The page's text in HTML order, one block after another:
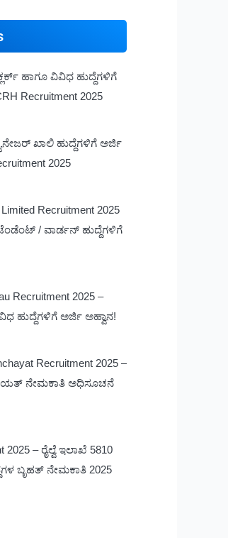
ಹಾಗೂ ವಿವಿಧ ಹುದ್ದೆಗಳಿಗೆ
Recruitment 2025
ಖಾಲಿ ಹುದ್ದೆಗಳಿಗೆ ಅರ್ಜಿ
2025
Recruitment 2025
/ ವಾರ್ಡನ್ ಹುದ್ದೆಗಳಿಗೆ
Recruitment 2025 –
ಹುದ್ದೆಗಳಿಗೆ ಅರ್ಜಿ ಅಹ್ವಾನ!
Recruitment 2025 –
ನೇಮಕಾತಿ ಅಧಿಸೂಚನೆ
2025 – ರೈಲ್ವೆ ಇಲಾಖೆ 5810
ಬೃಹತ್ ನೇಮಕಾತಿ 2025